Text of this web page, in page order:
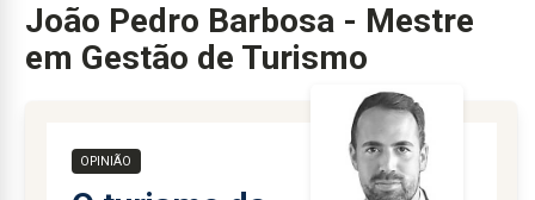
João Pedro Barbosa - Mestre
em Gestão de Turismo
OPINIÃO